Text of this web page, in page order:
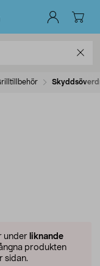
under liknande
produkten
sidan.